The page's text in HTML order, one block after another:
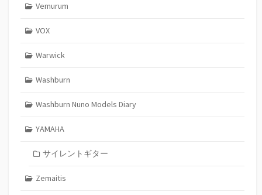
Vemurum
VOX
Warwick
Washburn
Washburn Nuno Models Diary
YAMAHA
サイレントギター
Zemaitis